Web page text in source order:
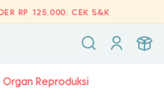
RP 125.000. CEK S&K
Organ Reproduksi